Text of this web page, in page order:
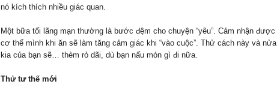
nó kích thích nhiều giác quan.
Một bữa tối lãng mạn thường là bước đệm cho chuyện “yêu”. Cảm nhận được
cơ thể mình khi ăn sẽ làm tăng cảm giác khi “vào cuộc”. Thử cách này và nửa
kia của bạn sẽ… thèm rỏ dãi, dù bạn nấu món gì đi nữa.
Thử tư thế mới